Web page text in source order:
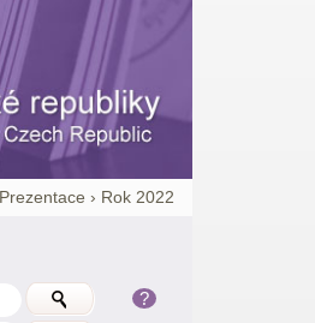
Prezentace › Rok 2022
?